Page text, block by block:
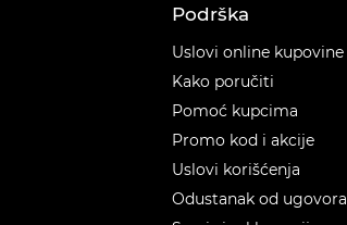
Podrška
Uslovi online kupovine
Kako poručiti
Pomoć kupcima
Promo kod i akcije
Uslovi korišćenja
Odustanak od ugovora